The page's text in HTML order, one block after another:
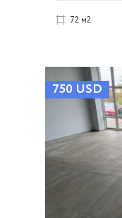
72 м2
750 USD